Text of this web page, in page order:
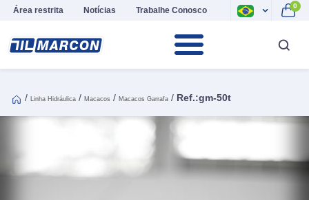
Área restrita Notícias Trabalhe Conosco 0
/ Linha Hidráulica / Macacos / Macacos Garrafa / Ref.:gm-50t